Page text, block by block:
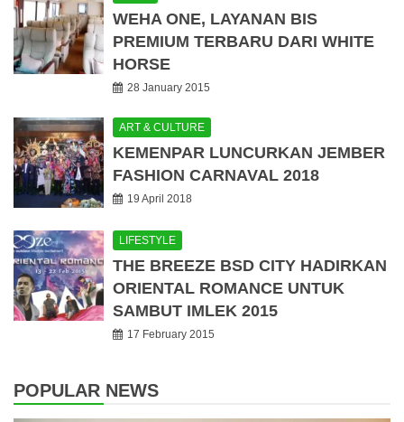
WEHA ONE, LAYANAN BIS
PREMIUM TERBARU DARI WHITE
HORSE
28 January 2015
ART & CULTURE
KEMENPAR LUNCURKAN JEMBER
FASHION CARNAVAL 2018
19 April 2018
LIFESTYLE
THE BREEZE BSD CITY HADIRKAN
ORIENTAL ROMANCE UNTUK
SAMBUT IMLEK 2015
17 February 2015
POPULAR NEWS